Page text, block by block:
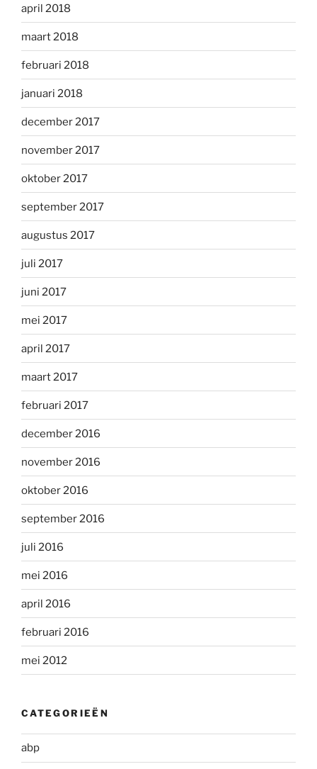
april 2018
maart 2018
februari 2018
januari 2018
december 2017
november 2017
oktober 2017
september 2017
augustus 2017
juli 2017
juni 2017
mei 2017
april 2017
maart 2017
februari 2017
december 2016
november 2016
oktober 2016
september 2016
juli 2016
mei 2016
april 2016
februari 2016
mei 2012
CATEGORIEËN
abp